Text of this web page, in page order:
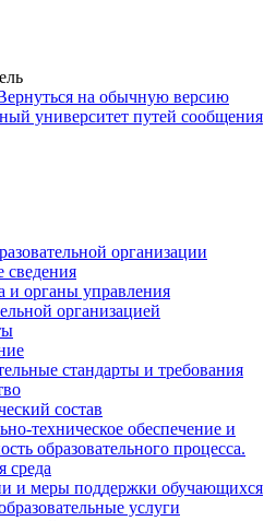
на обычную версию
организации
и органы управления
организацией
стандарты и требования
состав
техническое обеспечение и
образовательного процесса.
среда
и меры поддержки обучающихся
услуги